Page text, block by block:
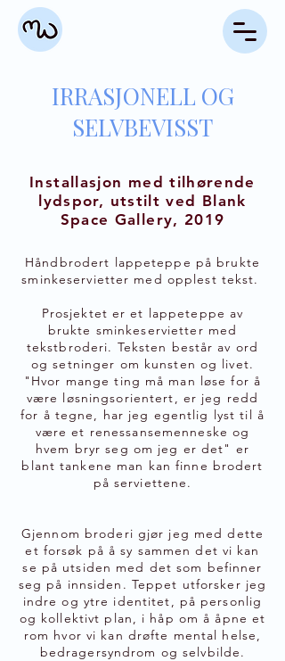
IRRASJONELL OG
SELVBEVISST
Installasjon med tilhørende
lydspor, utstilt ved Blank
Space Gallery, 2019
Håndbrodert lappeteppe på brukte
sminkeservietter med opplest tekst.
Prosjektet er et lappeteppe av
brukte sminkeservietter med
tekstbroderi. Teksten består av ord
og setninger om kunsten og livet.
"Hvor mange ting må man løse for å
være løsningsorientert, er jeg redd
for å tegne, har jeg egentlig lyst til å
være et renessansemenneske og
hvem bryr seg om jeg er det" er
blant tankene man kan finne brodert
på serviettene.
Gjennom broderi gjør jeg med dette
et forsøk på å sy sammen det vi kan
se på utsiden med det som befinner
seg på innsiden. Teppet utforsker jeg
indre og ytre identitet, på personlig
og kollektivt plan, i håp om å åpne et
rom hvor vi kan drøfte mental helse,
bedragersyndrom og selvbilde.